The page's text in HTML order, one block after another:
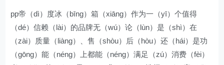
pp帝（dì）度冰（bīng）箱（xiāng）作为一（yī）个值得
（dé）信赖（lài）的品牌无（wú）论（lùn）是（shì）在
（zài）质量（liàng）、售（shòu）后（hòu）还（hái）是功
（gōng）能（néng）上都能（néng）满足（zú）消费（fèi）